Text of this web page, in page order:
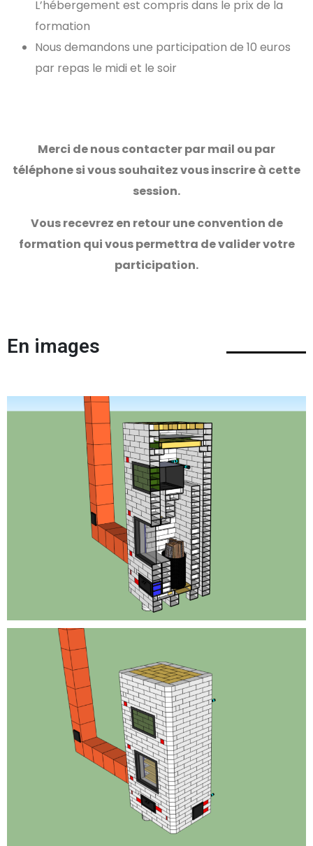
L’hébergement est compris dans le prix de la
formation
Nous demandons une participation de 10 euros
par repas le midi et le soir
Merci de nous contacter par mail ou par
téléphone si vous souhaitez vous inscrire à cette
session.
Vous recevrez en retour une convention de
formation qui vous permettra de valider votre
participation.
En images
D'autres formations
Formation courte pour concevoir et piloter un
chauffage central